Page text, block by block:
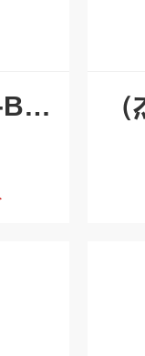
齐全ZA2LS630E2-BZ1汽轮机润滑油滤芯